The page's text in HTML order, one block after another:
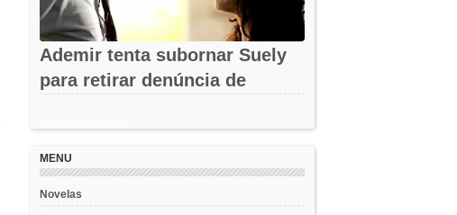
Ademir tenta subornar Suely
para retirar denúncia de
MENU
Novelas